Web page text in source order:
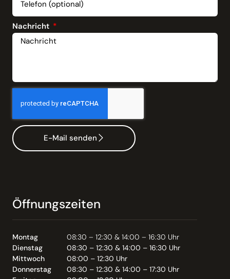
Nachricht
E-Mail senden
Öffnungszeiten
Montag
08:30 – 12:30 & 14:00 – 16:30 Uhr
Dienstag
08:30 – 12:30 & 14:00 – 16:30 Uhr
Mittwoch
08:00 – 12:30 Uhr
Donnerstag
08:30 – 12:30 & 14:00 – 17:30 Uhr